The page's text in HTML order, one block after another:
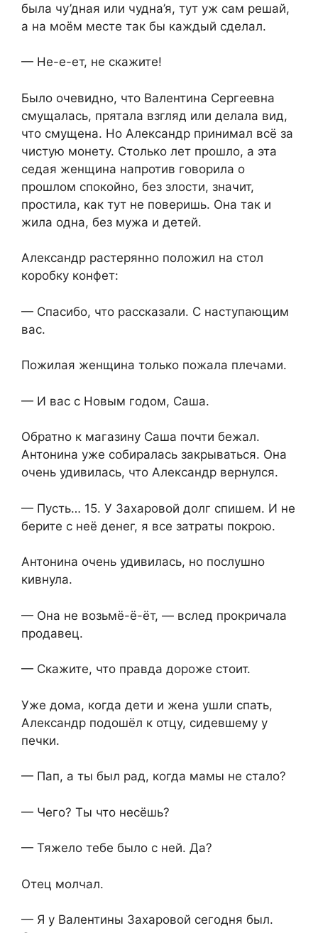
была чу’дная или чудна’я, тут уж сам решай,
а на моём месте так бы каждый сделал.
— Не-е-ет, не скажите!
Было очевидно, что Валентина Сергеевна
смущалась, прятала взгляд или делала вид,
что смущена. Но Александр принимал всё за
чистую монету. Столько лет прошло, а эта
седая женщина напротив говорила о
прошлом спокойно, без злости, значит,
простила, как тут не поверишь. Она так и
жила одна, без мужа и детей.
Александр растерянно положил на стол
коробку конфет:
— Спасибо, что рассказали. С наступающим
вас.
Пожилая женщина только пожала плечами.
— И вас с Новым годом, Саша.
Обратно к магазину Саша почти бежал.
Антонина уже собиралась закрываться. Она
очень удивилась, что Александр вернулся.
— Пусть… 15. У Захаровой долг спишем. И не
берите с неё денег, я все затраты покрою.
Антонина очень удивилась, но послушно
кивнула.
— Она не возьмё-ё-ёт, — вслед прокричала
продавец.
— Скажите, что правда дороже стоит.
Уже дома, когда дети и жена ушли спать,
Александр подошёл к отцу, сидевшему у
печки.
— Пап, а ты был рад, когда мамы не стало?
— Чего? Ты что несёшь?
— Тяжело тебе было с ней. Да?
Отец молчал.
— Я у Валентины Захаровой сегодня был.